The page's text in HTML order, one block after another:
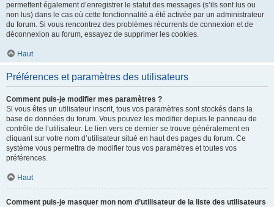
permettent également d’enregistrer le statut des messages (s’ils sont lus ou
non lus) dans le cas où cette fonctionnalité a été activée par un administrateur
du forum. Si vous rencontrez des problèmes récurrents de connexion et de
déconnexion au forum, essayez de supprimer les cookies.
Haut
Préférences et paramètres des utilisateurs
Comment puis-je modifier mes paramètres ?
Si vous êtes un utilisateur inscrit, tous vos paramètres sont stockés dans la
base de données du forum. Vous pouvez les modifier depuis le panneau de
contrôle de l’utilisateur. Le lien vers ce dernier se trouve généralement en
cliquant sur votre nom d’utilisateur situé en haut des pages du forum. Ce
système vous permettra de modifier tous vos paramètres et toutes vos
préférences.
Haut
Comment puis-je masquer mon nom d’utilisateur de la liste des utilisateurs